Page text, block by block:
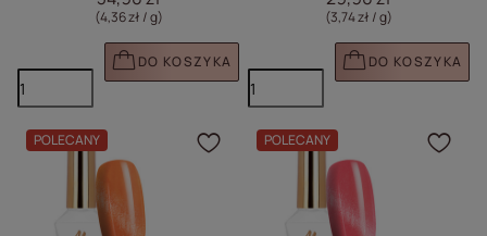
(4,36 zł / g)
DO KOSZYKA
(3,74 zł / g)
DO KOSZYKA
POLECANY Kliknij, aby dodać
POLECANY